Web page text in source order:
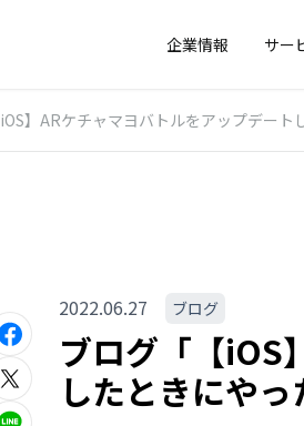
企業情報 サー
】ARケチャマヨバトルをアップデー
2022.06.27 ブログ
ブログ「【iOS
したときにや